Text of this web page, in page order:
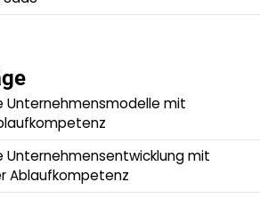
Unternehmensmodelle mit
Unternehmensentwicklung mit
Ablaufkompetenz